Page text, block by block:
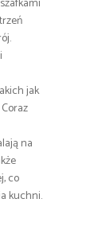
jak
na
co
kuchni.